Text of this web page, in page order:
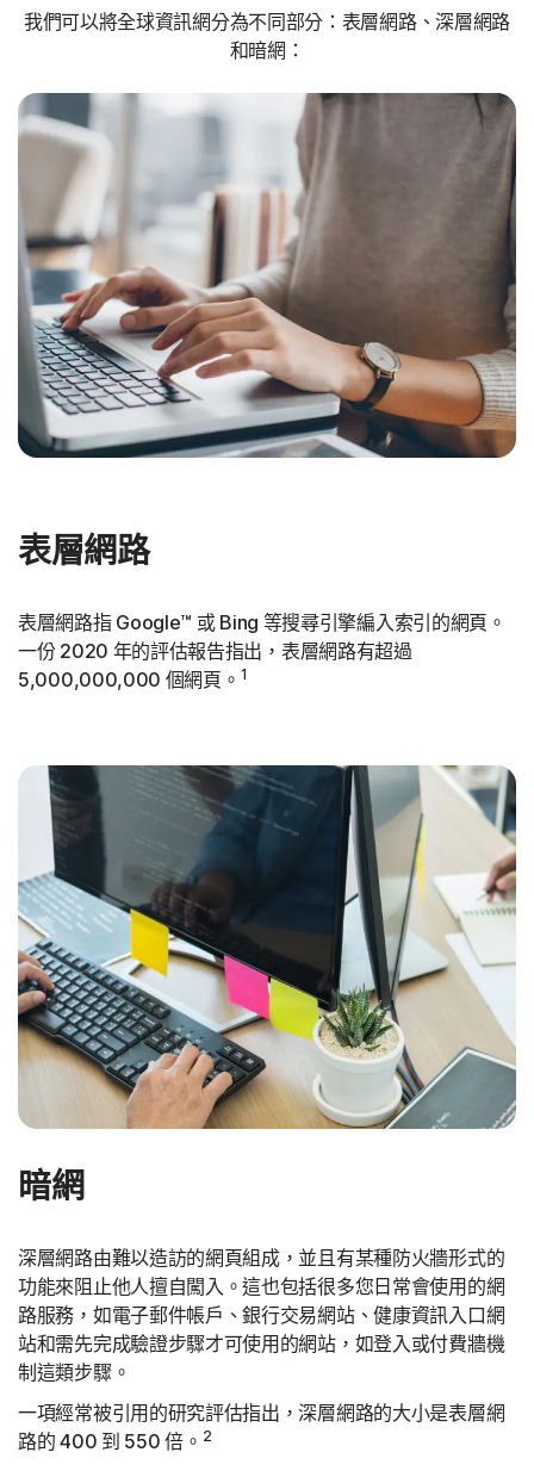
我們可以將全球資訊網分為不同部分：表層網路、深層網路
和暗網：
表層網路
表層網路指 Google™ 或 Bing 等搜尋引擎編入索引的網頁。
一份 2020 年的評估報告指出，表層網路有超過
5,000,000,000 個網頁。 1
暗網
深層網路由難以造訪的網頁組成，並且有某種防火牆形式的
功能來阻止他人擅自闖入。這也包括很多您日常會使用的網
路服務，如電子郵件帳戶、銀行交易網站、健康資訊入口網
站和需先完成驗證步驟才可使用的網站，如登入或付費牆機
制這類步驟。
一項經常被引用的研究評估指出，深層網路的大小是表層網
路的 400 到 550 倍。 2